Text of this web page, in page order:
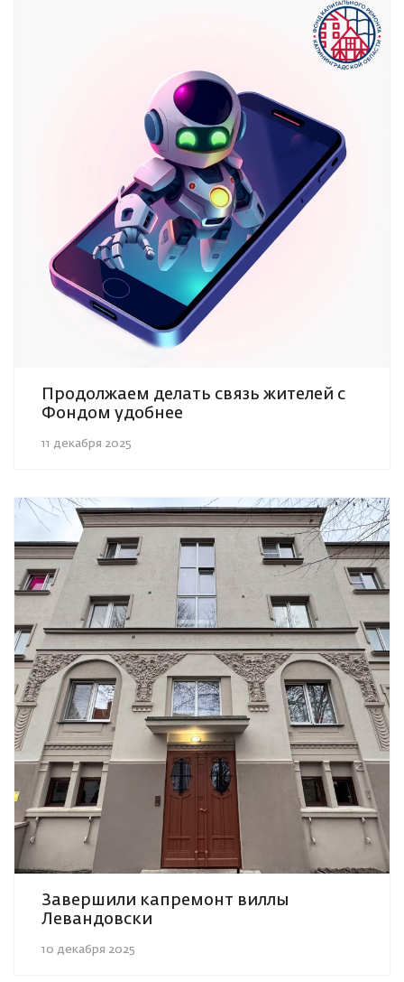
Продолжаем делать связь жителей с
Фондом удобнее
11 декабря 2025
Завершили капремонт виллы
Левандовски
10 декабря 2025